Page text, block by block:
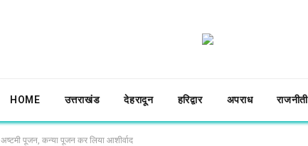
HOME उत्तराखंड देहरादून हरिद्वार अपराध राजनीती
पूजन, कन्या पूजन कर लिया आशीर्वाद